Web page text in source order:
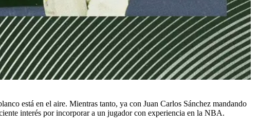
está en el aire. Mientras tanto, ya con Juan Carlos Sánchez mandando
interés por incorporar a un jugador con experiencia en la NBA.